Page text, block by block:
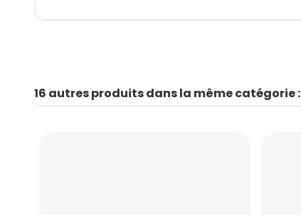
16 autres produits dans la même catégorie :